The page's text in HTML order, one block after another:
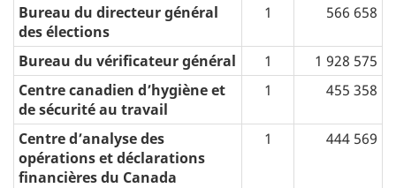
Bureau du directeur général
des élections
1 566 658
Bureau du vérificateur général 1
1 928 575
Centre canadien d’hygiène et
de sécurité au travail
1 455 358
Centre d’analyse des
opérations et déclarations
financières du Canada
1 444 569